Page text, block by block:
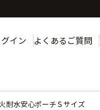
イン よくあるご質問
耐水安心ポーチＳサイズ